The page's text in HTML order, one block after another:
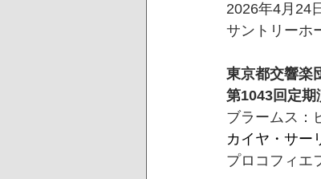
2026年4月24
サントリーホ
東京都交響楽
第1043回定
ブラームス：
カイヤ・サー
プロコフィエ